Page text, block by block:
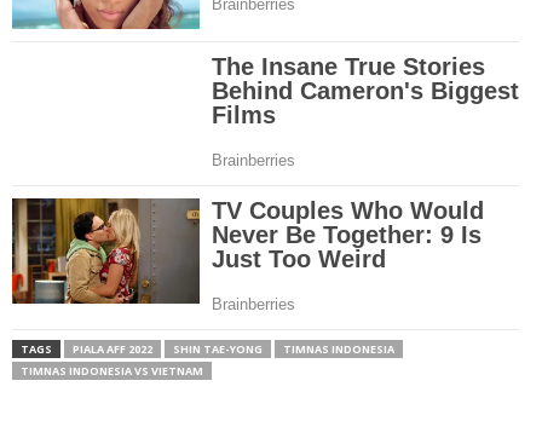
TAGS PIALA AFF 2022 SHIN TAE-YONG
TIMNAS INDONESIA
TIMNAS INDONESIA VS VIETNAM